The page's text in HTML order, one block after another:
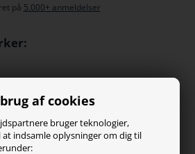
af cookies
bruger teknologier,
indsamle oplysninger om dig til
på 5.000+ anmeldelser